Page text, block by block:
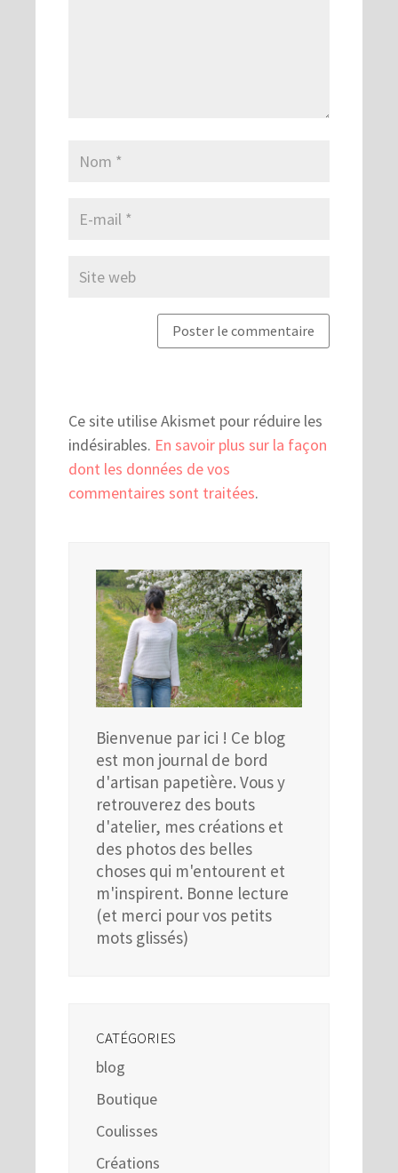
Ce site utilise Akismet pour réduire les
indésirables. En savoir plus sur la façon
dont les données de vos
commentaires sont traitées.
Bienvenue par ici ! Ce blog
est mon journal de bord
d'artisan papetière. Vous y
retrouverez des bouts
d'atelier, mes créations et
des photos des belles
choses qui m'entourent et
m'inspirent. Bonne lecture
(et merci pour vos petits
mots glissés)
CATÉGORIES
blog
Boutique
Coulisses
Créations